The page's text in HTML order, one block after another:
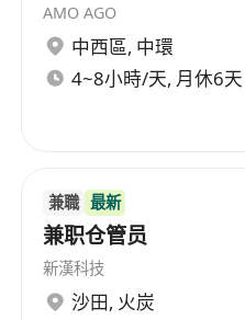
AMO AGO
中西區, 中環
4~8小時/天, 月休6天
兼職 最新
兼职仓管员
新漢科技
沙田, 火炭